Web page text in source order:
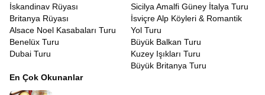
İskandinav Rüyası
Britanya Rüyası
Alsace Noel Kasabaları Turu
Benelüx Turu
Dubai Turu
Sicilya Amalfi Güney İtalya Turu
İsviçre Alp Köyleri & Romantik
Yol Turu
Büyük Balkan Turu
Kuzey Işıkları Turu
Büyük Britanya Turu
En Çok Okunanlar